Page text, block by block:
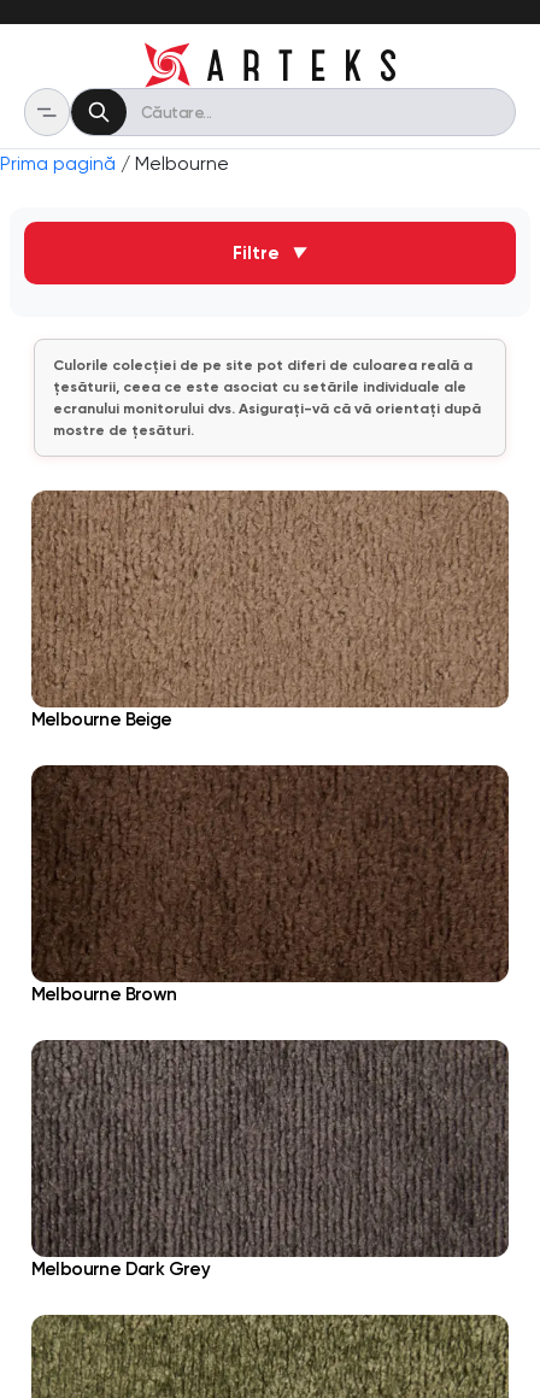
Prima pagină / Melbourne
Filtre ▼
Culorile colecției de pe site pot diferi de culoarea reală a
țesăturii, ceea ce este asociat cu setările individuale ale
ecranului monitorului dvs. Asigurați-vă că vă orientați după
mostre de țesături.
Melbourne Beige
Melbourne Brown
Melbourne Dark Grey